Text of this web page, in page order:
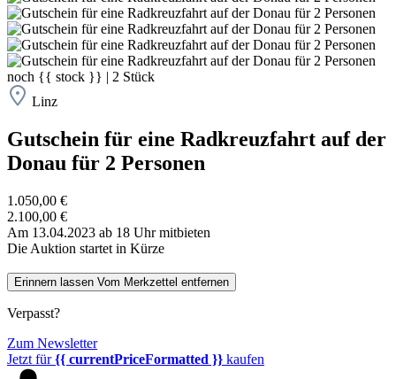
noch {{ stock }} | 2 Stück
Linz
Gutschein für eine Radkreuzfahrt auf der
Donau für 2 Personen
1.050,00 €
2.100,00 €
Am 13.04.2023 ab 18 Uhr mitbieten
Die Auktion startet in Kürze
Erinnern lassen Vom Merkzettel entfernen
Verpasst?
Zum Newsletter
Jetzt für{{ currentPriceFormatted }} kaufen